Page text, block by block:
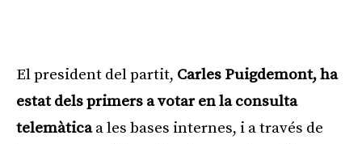
El president del partit, Carles Puigdemont, ha
estat dels primers a votar en la consulta
telemàticaa les bases internes, i a través de